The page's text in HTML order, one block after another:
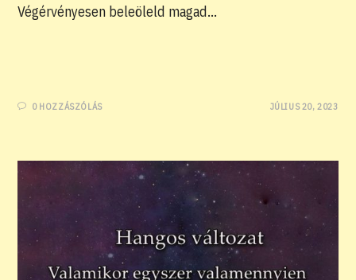
Végérvényesen beleöleld magad…
0 HOZZÁSZÓLÁS JÚLIUS 20, 2023